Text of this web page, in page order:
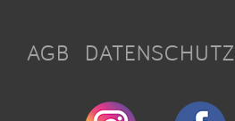
AGB DATENSCHUTZ